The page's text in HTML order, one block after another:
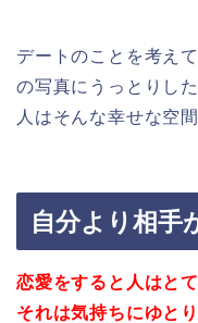
デートのことを考え
の写真にうっとりし
人はそんな幸せな空
自分より相手
恋愛をすると人はと
それは気持ちにゆと